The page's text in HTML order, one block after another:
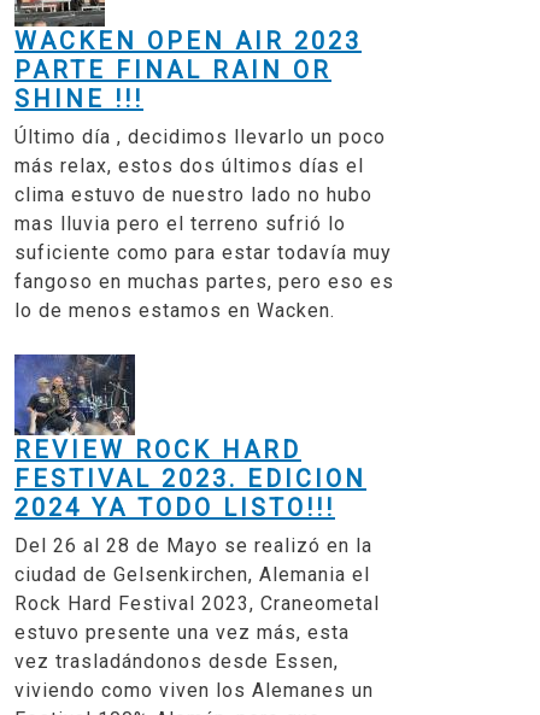
WACKEN OPEN AIR 2023
PARTE FINAL RAIN OR
SHINE !!!
Último día , decidimos llevarlo un poco
más relax, estos dos últimos días el
clima estuvo de nuestro lado no hubo
mas lluvia pero el terreno sufrió lo
suficiente como para estar todavía muy
fangoso en muchas partes, pero eso es
lo de menos estamos en Wacken.
REVIEW ROCK HARD
FESTIVAL 2023. EDICION
2024 YA TODO LISTO!!!
Del 26 al 28 de Mayo se realizó en la
ciudad de Gelsenkirchen, Alemania el
Rock Hard Festival 2023, Craneometal
estuvo presente una vez más, esta
vez trasladándonos desde Essen,
viviendo como viven los Alemanes un